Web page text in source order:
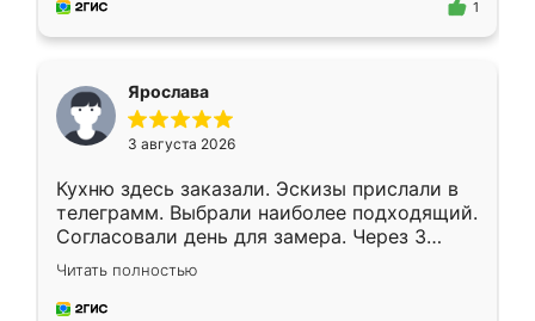
предложил по моему эскизу самый
1
Ярослава
3 августа 2026
Кухню здесь заказали. Эскизы прислали в
телеграмм. Выбрали наиболее подходящий.
Согласовали день для замера. Через 3
недели кухня была уже готова. Остались
довольны работой. Спасибо Ренессанс
мебель за качественную работу!
Читать полностью